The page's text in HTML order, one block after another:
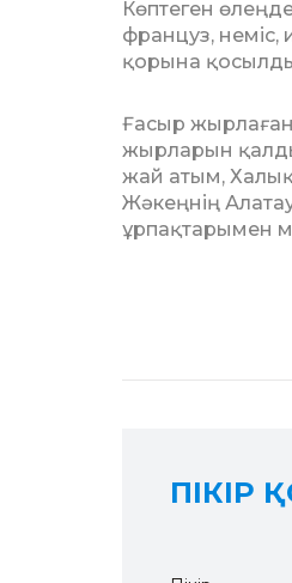
Көптеген
француз, неміс,
қорына
Ғасыр
жырларын
жай атым, Ха­лық
Жә­­­кеңнің
ұрпақтарымен
ПІКІР